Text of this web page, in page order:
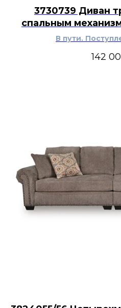
3730739 Диван
спальным
В пути.
142